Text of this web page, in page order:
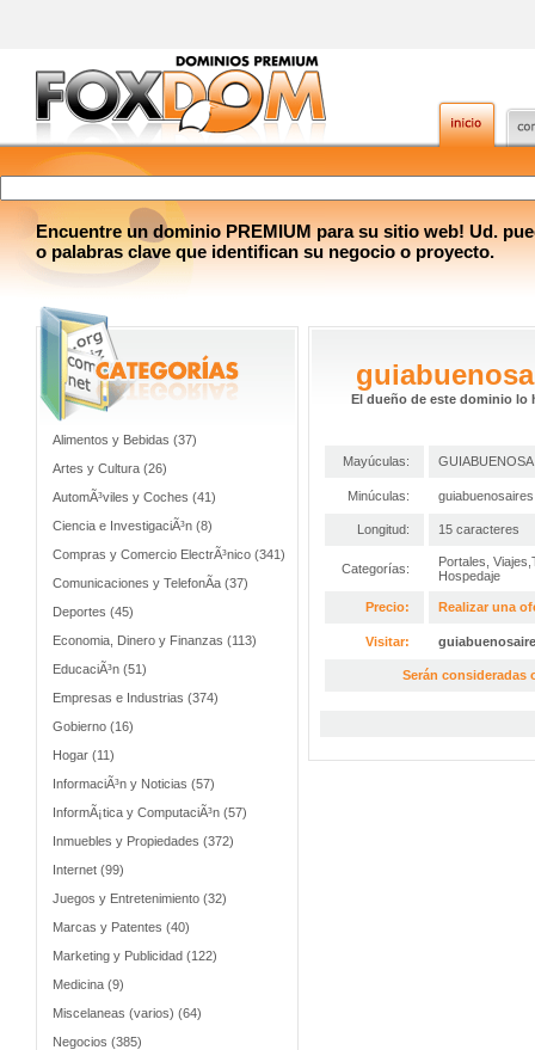
Encuentre un dominio PREMIUM para su sitio web! Ud.
o palabras clave que identifican su negocio o proyecto.
Alimentos y Bebidas (37)
Artes y Cultura (26)
AutomÃ³viles y Coches (41)
Ciencia e InvestigaciÃ³n (8)
Compras y Comercio ElectrÃ³nico (341)
Comunicaciones y TelefonÃ­a (37)
Deportes (45)
Economia, Dinero y Finanzas (113)
EducaciÃ³n (51)
Empresas e Industrias (374)
Gobierno (16)
Hogar (11)
InformaciÃ³n y Noticias (57)
InformÃ¡tica y ComputaciÃ³n (57)
Inmuebles y Propiedades (372)
Internet (99)
Juegos y Entretenimiento (32)
Marcas y Patentes (40)
Marketing y Publicidad (122)
Medicina (9)
Miscelaneas (varios) (64)
Negocios (385)
El dueño de este dominio lo
Mayúculas:
Minúculas:
Longitud: 15 caracteres
Categorías: Portales
Hospedaje
Precio: Realizar una
Visitar:
Serán consideradas